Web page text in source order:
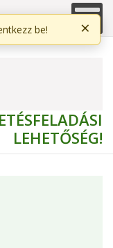
LEHETŐSÉG!
be! ×